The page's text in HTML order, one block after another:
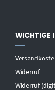
WICHTIGE
Widerruf
Widerruf